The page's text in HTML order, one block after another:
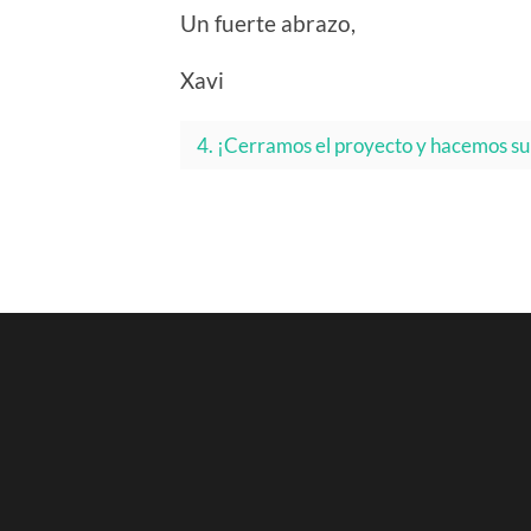
Un fuerte abrazo,
Xavi
4. ¡Cerramos el proyecto y hacemos